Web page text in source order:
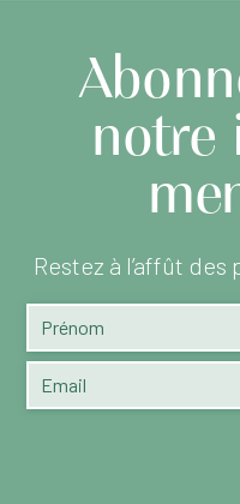
notre
Restez à l’affût